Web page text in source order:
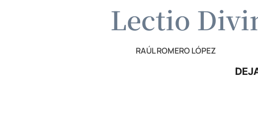
Lectio
RAÚL ROMERO LÓPEZ